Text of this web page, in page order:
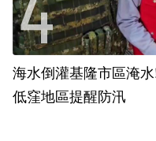
海水倒灌基隆市區淹
低窪地區提醒防汛